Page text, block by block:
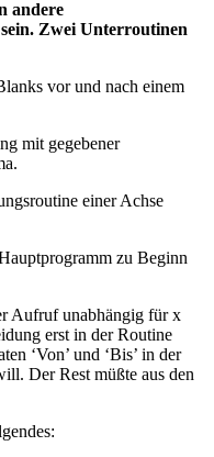
andere
Zwei Unterroutinen
vor und nach einem
mit gegebener
einer Achse
zu Beginn
Aufruf unabhängig für x
erst in der Routine
‘Von’ und ‘Bis’ in der
Der Rest müßte aus den